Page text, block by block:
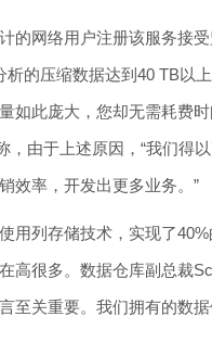
的网络用户注册该服务接
析的压缩数据达到40 TB以
如此庞大，您却无需耗费
，由于上述原因，“我们得
效率，开发出更多业务。”
用列存储技术，实现了
高很多。数据仓库副总裁
至关重要。我们拥有的数